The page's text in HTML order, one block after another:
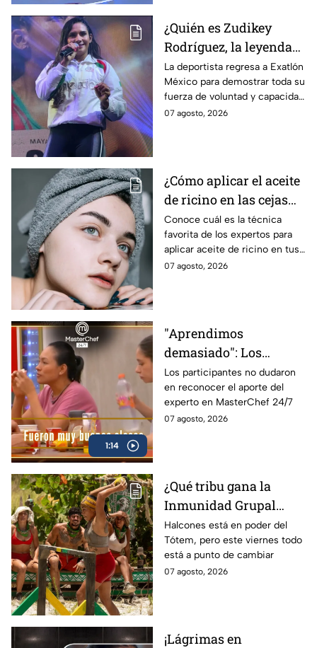
¿Quién es Zudikey
Rodríguez, la leyenda
Roja que regresa en la
décima temporada de
Exatlón México?
La deportista regresa a Exatlón
México para demostrar toda su
fuerza de voluntad y capacidad
física y mental.
07 agosto, 2026
¿Cómo aplicar el aceite
de ricino en las cejas
correctamente sin
obstruir los poros de la
piel?
Conoce cuál es la técnica
favorita de los expertos para
aplicar aceite de ricino en tus
cejas y hacerlas mpás tupidas
07 agosto, 2026
1:14
"Aprendimos
demasiado": Los
cocineros aplauden las
clases del Chef Alberto
Collarte en MasterChef
24/7 (VIDEO)
Los participantes no dudaron
en reconocer el aporte del
experto en MasterChef 24/7
07 agosto, 2026
¿Qué tribu gana la
Inmunidad Grupal
HOY, 07 de agosto, en
Survivor México La
Reliquia en Llamas?
Halcones está en poder del
Tótem, pero este viernes todo
está a punto de cambiar
07 agosto, 2026
¡Lágrimas en